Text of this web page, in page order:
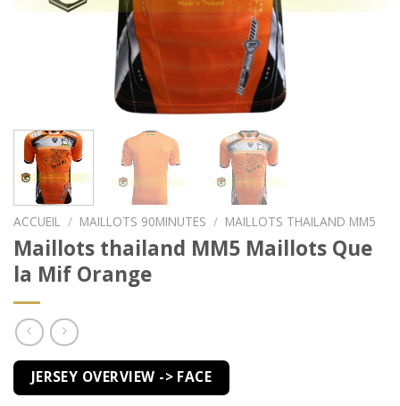
ACCUEIL / MAILLOTS 90MINUTES / MAILLOTS THAILAND MM5
Maillots thailand MM5 Maillots Que
la Mif Orange
JERSEY OVERVIEW -> FACE